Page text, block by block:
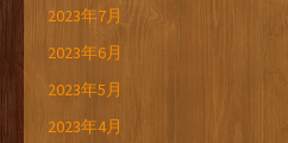
2023年7月
2023年6月
2023年5月
2023年4月